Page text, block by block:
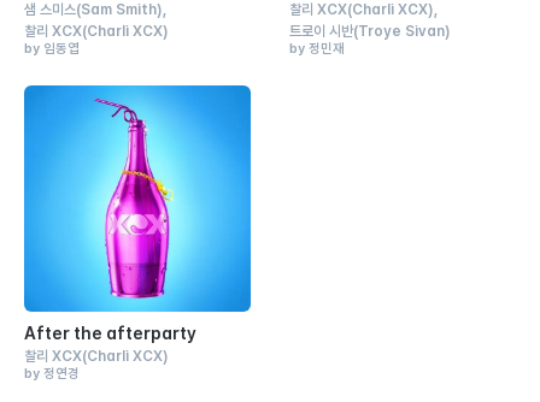
샘 스미스(Sam Smith)
찰리 XCX(Charli XCX)
by 임동엽
찰리 XCX(Charli XCX)
트로이 시반(Troye Sivan)
by 정민재
After the afterparty
찰리 XCX(Charli XCX)
by 정연경